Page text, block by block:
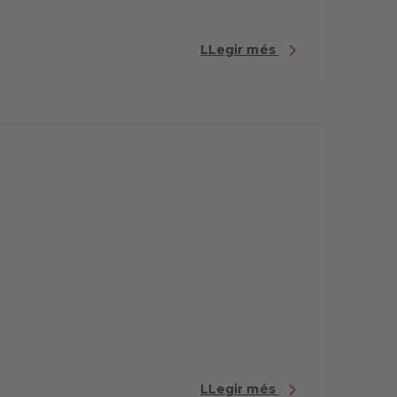
LLegir més
LLegir més